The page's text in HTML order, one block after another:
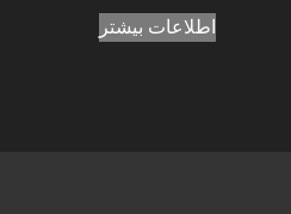
اطلاعات بیشتر